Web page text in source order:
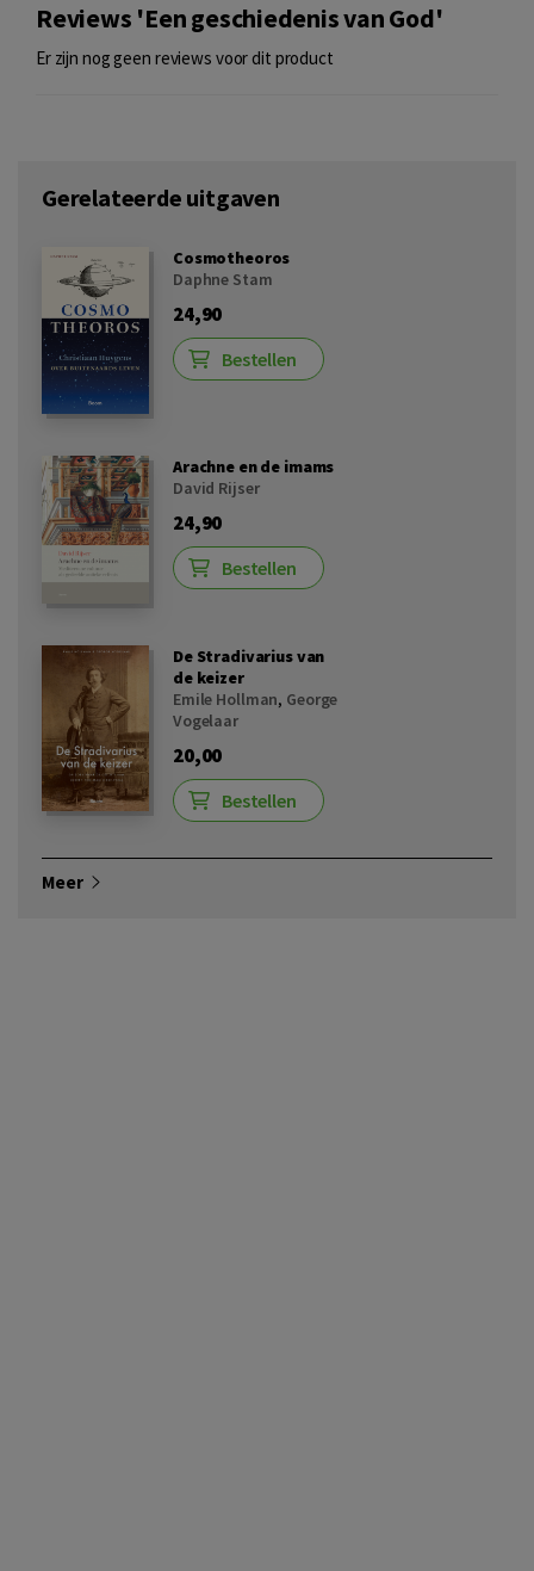
Reviews 'Een geschiedenis van God'
Er zijn nog geen reviews voor dit product
Gerelateerde uitgaven
Cosmotheoros
Daphne Stam
24,90
Bestellen
Arachne en de imams
David Rijser
24,90
Bestellen
De Stradivarius van
de keizer
Emile Hollman, George
Vogelaar
20,00
Bestellen
Meer